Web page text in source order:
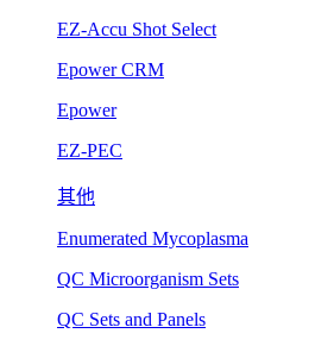
EZ-Accu Shot Select
Epower CRM
Epower
EZ-PEC
其他
Enumerated Mycoplasma
QC Microorganism Sets
QC Sets and Panels